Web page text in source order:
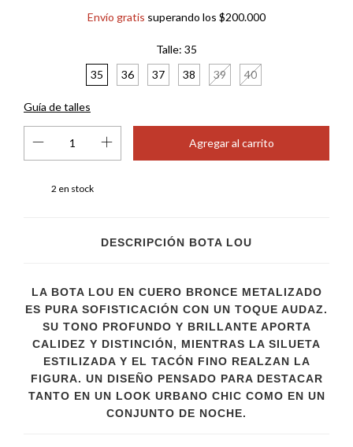
Envío gratis superando los $200.000
Talle: 35
35
36 37 38 39 40
Guía de talles
2 en stock
DESCRIPCIÓN BOTA LOU
LA BOTA LOU EN CUERO BRONCE METALIZADO
ES PURA SOFISTICACIÓN CON UN TOQUE AUDAZ.
SU TONO PROFUNDO Y BRILLANTE APORTA
CALIDEZ Y DISTINCIÓN, MIENTRAS LA SILUETA
ESTILIZADA Y EL TACÓN FINO REALZAN LA
FIGURA. UN DISEÑO PENSADO PARA DESTACAR
TANTO EN UN LOOK URBANO CHIC COMO EN UN
CONJUNTO DE NOCHE.